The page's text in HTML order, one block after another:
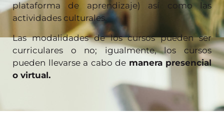
plataforma de aprendizaje) así como las
actividades culturales.
Las modalidades de los cursos pueden ser
curriculares o no; igualmente, los cursos
pueden llevarse a cabo de manera presencial
o virtual.